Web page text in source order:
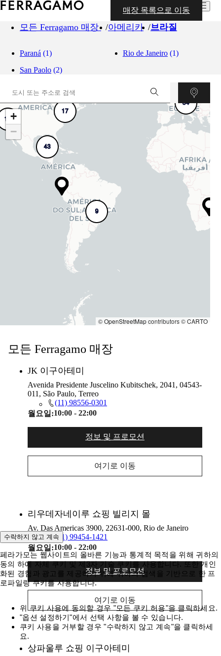
모든 Ferragamo 매장 아메리카 브라질
Paraná (1) Rio de Janeiro (1)
San Paolo (2)
매장 목록으로 이동
9
12
17
54
43
+
−
©OpenStreetMapcontributors ©CARTO
모든 Ferragamo 매장
JK 이구아테미
Avenida Presidente Juscelino Kubitschek, 2041, 04543-
011, São Paulo, Terreo
(11) 98556-0301
월요일:10:00 - 22:00
정보 및 프로모션
여기로 이동
리우데자네이루 쇼핑 빌리지 몰
Av. Das Americas 3900, 22631-000, Rio de Janeiro
(21) 99454-1421
월요일:10:00 - 22:00
정보 및 프로모션
여기로 이동
상파울루 쇼핑 이구아테미
수락하지 않고 계속
페라가모는 웹사이트의 올바른 기능과 통계적 목적을 위해 귀하의
동의 하에 자체 쿠키 및 제3자 기술 쿠키를 사용합니다. 또한 개인
화된 경험과 광고를 제공하기 위해 귀하의 검색을 기반으로 한 프
로파일링 쿠키를 사용합니다.
위 쿠키 사용에 동의할 경우 "모든 쿠키 허용"을 클릭하세요.
"옵션 설정하기"에서 선택 사항을 볼 수 있습니다.
쿠키 사용을 거부할 경우 "수락하지 않고 계속"을 클릭하세
요.